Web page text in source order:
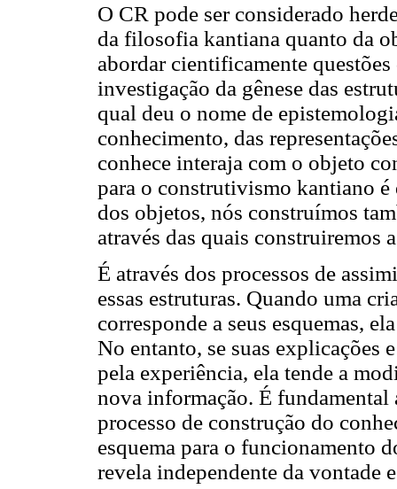
O CR pode ser considerado
da filosofia kantiana quanto da
abordar cientificamente
investigação da gênese das
qual deu o nome de
conhecimento, das
conhece interaja com o objeto
para o construtivismo kantiano é
dos objetos, nós construímos
através das quais construiremos
É através dos processos de
essas estruturas. Quando uma
corresponde a seus esquemas,
No entanto, se suas explicações
pela experiência, ela tende a
nova informação. É
processo de construção do
esquema para o funcionamento
revela independente da vontade